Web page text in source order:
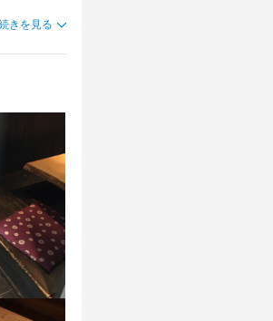
きを見る
ークも歓